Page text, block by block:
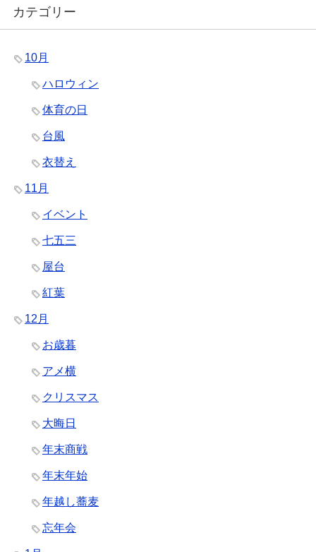
カテゴリー
10月
ハロウィン
体育の日
台風
衣替え
11月
イベント
七五三
屋台
紅葉
12月
お歳暮
アメ横
クリスマス
大晦日
年末商戦
年末年始
年越し蕎麦
忘年会